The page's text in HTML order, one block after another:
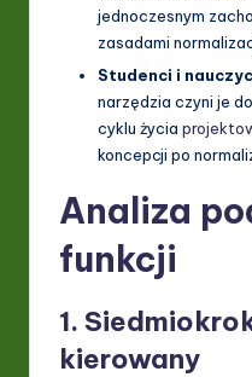
jednoczesnym
zasadami
Studenci i
narzędzia czyni je
cyklu życia
koncepcji po
Analiza
funkcji
1.
kierowany